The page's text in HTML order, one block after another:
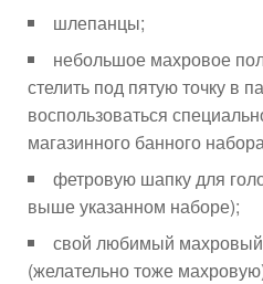
шлепанцы;
небольшое махровое
стелить под пятую точку в
воспользоваться
магазинного банного
фетровую шапку для
выше указанном наборе);
свой любимый
(желательно тоже